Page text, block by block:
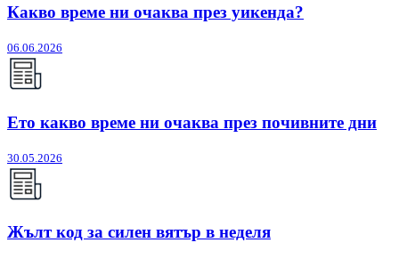
Какво време ни очаква през уикенда?
06.06.2026
Ето какво време ни очаква през почивните дни
30.05.2026
Жълт код за силен вятър в неделя